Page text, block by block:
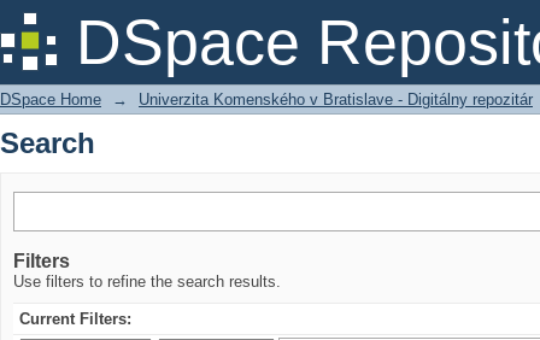
DSpace
Search
DSpace Home → Univerzita Komenského v Bratislave - Digitálny repozitár
Search
Filters
Use filters to refine the search results.
Current Filters: